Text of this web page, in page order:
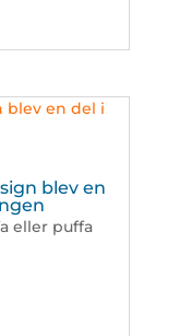
blev en
eller puffa